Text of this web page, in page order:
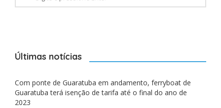
Últimas notícias
Com ponte de Guaratuba em andamento, ferryboat de
Guaratuba terá isenção de tarifa até o final do ano de
2023